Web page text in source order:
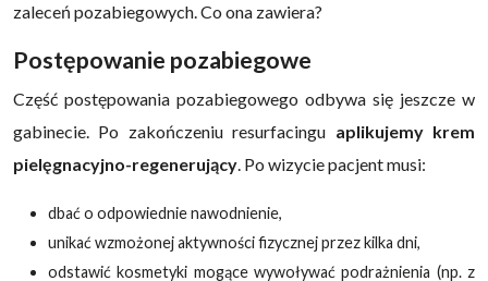
zaleceń pozabiegowych. Co ona zawiera?
Postępowanie pozabiegowe
Część postępowania pozabiegowego odbywa się jeszcze w
gabinecie. Po zakończeniu resurfacingu aplikujemy krem
pielęgnacyjno-regenerujący. Po wizycie pacjent musi:
dbać o odpowiednie nawodnienie,
unikać wzmożonej aktywności fizycznej przez kilka dni,
odstawić kosmetyki mogące wywoływać podrażnienia (np. z